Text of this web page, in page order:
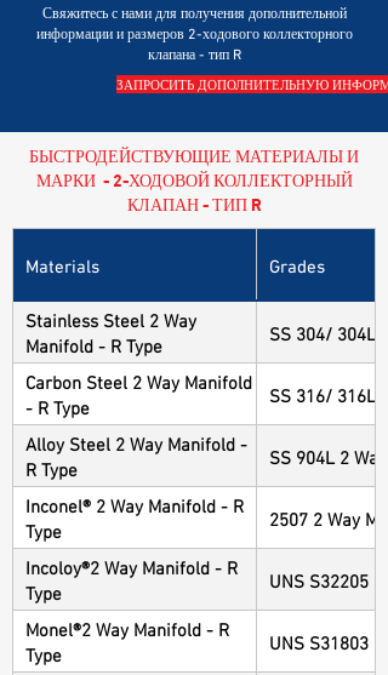
Свяжитесь с нами для получения дополнительной
информации и размеров 2-ходового коллекторного
клапана - тип R
ЗАПРОСИТЬ ДОПОЛНИТЕЛЬНУЮ
БЫСТРОДЕЙСТВУЮЩИЕ МАТЕРИАЛЫ И
МАРКИ - 2-ХОДОВОЙ КОЛЛЕКТОРНЫЙ
КЛАПАН - ТИП R
Materials Grades
Stainless Steel 2 Way
Manifold - R Type
SS 304/ 304L
Carbon Steel 2 Way Manifold
- R Type
SS 316/ 316L
Alloy Steel 2 Way Manifold -
R Type
SS 904L 2
Inconel® 2 Way Manifold - R
Type
2507 2 Way
Incoloy®2 Way Manifold - R
Type
UNS S32205
Monel®2 Way Manifold - R
Type
UNS S31803